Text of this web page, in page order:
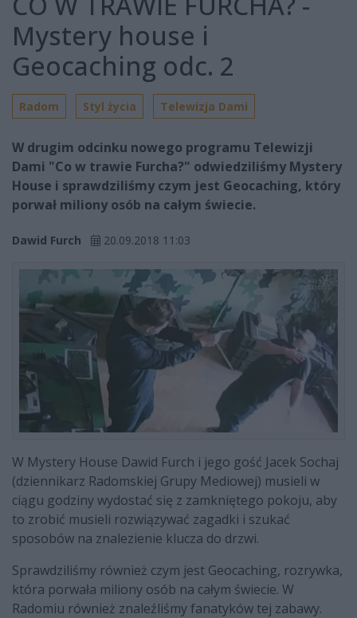
Mystery house i
Geocaching odc. 2
Radom Styl życia Telewizja Dami
W drugim odcinku nowego programu Telewizji
Dami "Co w trawie Furcha?" odwiedziliśmy Mystery
House i sprawdziliśmy czym jest Geocaching, który
porwał miliony osób na całym świecie.
Dawid Furch 20.09.2018 11:03
W Mystery House Dawid Furch i jego gość Jacek Sochaj
(dziennikarz Radomskiej Grupy Mediowej) musieli w
ciągu godziny wydostać się z zamkniętego pokoju, aby
to zrobić musieli rozwiązywać zagadki i szukać
sposobów na znalezienie klucza do drzwi.
Sprawdziliśmy również czym jest Geocaching, rozrywka,
która porwała miliony osób na całym świecie. W
Radomiu również znaleźliśmy fanatyków tej zabawy.